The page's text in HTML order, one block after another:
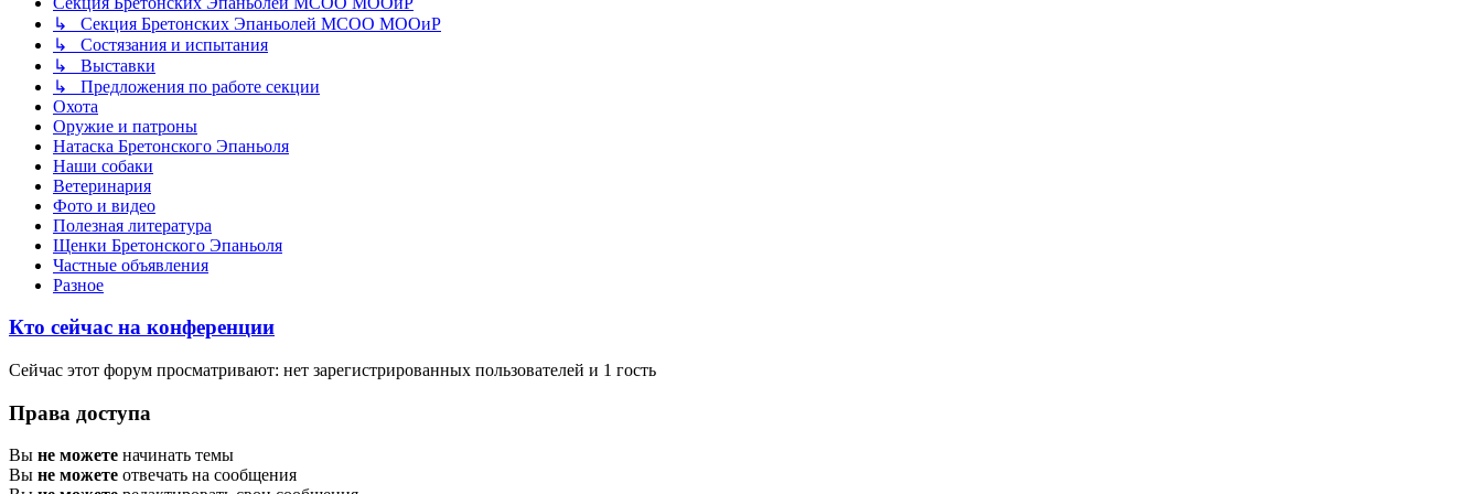
↳ Секция Бретонских Эпаньолей МСОО МООиР
↳ Состязания и испытания
↳ Выставки
↳ Предложения по работе секции
Охота
Оружие и патроны
Натаска Бретонского Эпаньоля
Наши собаки
Ветеринария
Фото и видео
Полезная литература
Щенки Бретонского Эпаньоля
Частные объявления
Разное
Кто сейчас на конференции
Сейчас этот форум просматривают: нет зарегистрированных пользователей и 1 гость
Права доступа
Вы не можете начинать темы
Вы не можете отвечать на сообщения